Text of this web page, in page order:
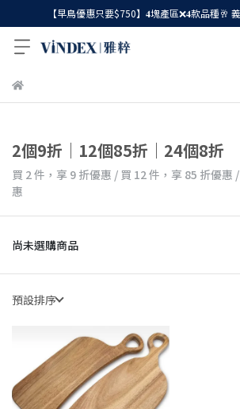
【早鳥優惠只要$750】𝟒塊產區❌𝟒款品種🥂
2個9折｜12個85折｜24個8折
買 2 件， 享 9 折優惠 / 買 12 件， 享 85 折優惠 /
惠
尚未選購商品
預設排序